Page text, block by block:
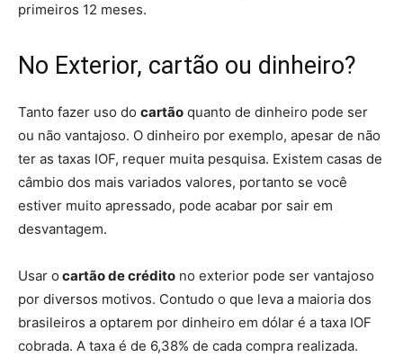
primeiros 12 meses.
No Exterior, cartão ou dinheiro?
Tanto fazer uso do cartão quanto de dinheiro pode ser
ou não vantajoso. O dinheiro por exemplo, apesar de não
ter as taxas IOF, requer muita pesquisa. Existem casas de
câmbio dos mais variados valores, portanto se você
estiver muito apressado, pode acabar por sair em
desvantagem.
Usar o cartão de crédito no exterior pode ser vantajoso
por diversos motivos. Contudo o que leva a maioria dos
brasileiros a optarem por dinheiro em dólar é a taxa IOF
cobrada. A taxa é de 6,38% de cada compra realizada.